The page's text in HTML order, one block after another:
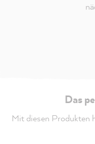
Das
Mit diesen Produkten